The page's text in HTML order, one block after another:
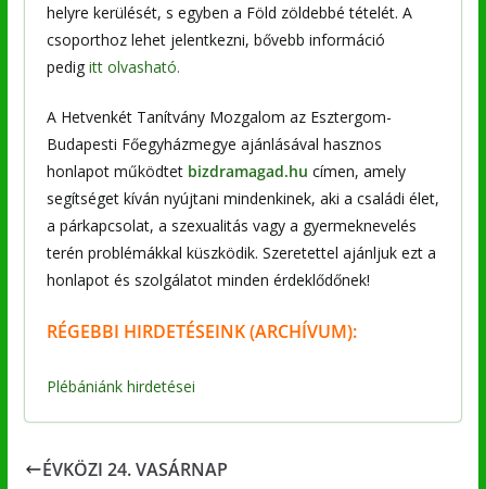
helyre kerülését, s egyben a Föld zöldebbé tételét. A
csoporthoz lehet jelentkezni, bővebb információ
pedig itt olvasható.
A Hetvenkét Tanítvány Mozgalom az Esztergom-
Budapesti Főegyházmegye ajánlásával hasznos
honlapot működtet bizdramagad.hu címen, amely
segítséget kíván nyújtani mindenkinek, aki a családi élet,
a párkapcsolat, a szexualitás vagy a gyermeknevelés
terén problémákkal küszködik. Szeretettel ajánljuk ezt a
honlapot és szolgálatot minden érdeklődőnek!
RÉGEBBI HIRDETÉSEINK (ARCHÍVUM):
Plébániánk hirdetései
ÉVKÖZI 24. VASÁRNAP